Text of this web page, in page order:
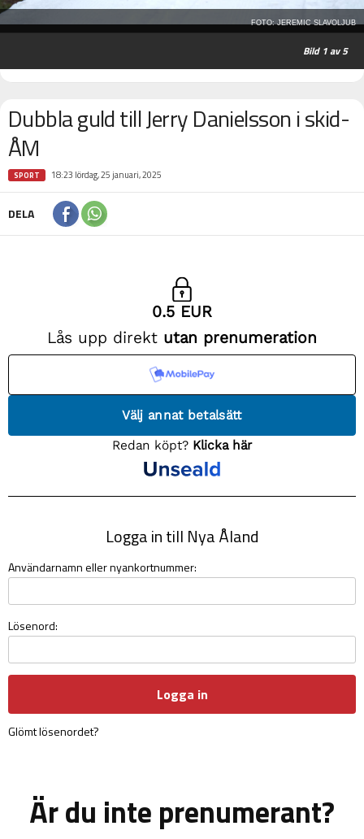
FOTO: JEREMIC SLAVOLJUB
1av 5
Dubbla guld till Jerry Danielsson i skid-
ÅM
SPORT 18:23 lördag, 25 januari, 2025
DELA